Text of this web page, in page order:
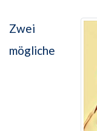
Zwei
mögliche